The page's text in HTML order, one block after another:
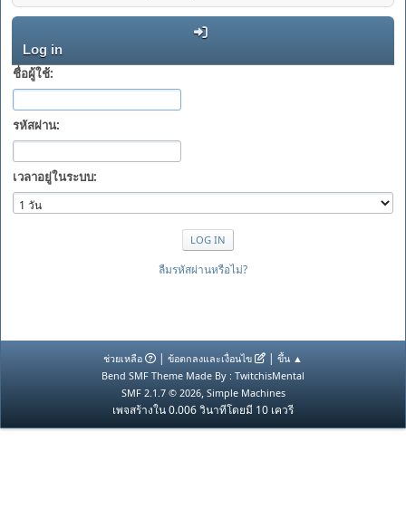
Log in
ชื่อผู้ใช้:
รหัสผ่าน:
เวลาอยู่ในระบบ:
ลืมรหัสผ่านหรือไม่?
ช่วยเหลือ | ข้อตกลงและเงื่อนไข | ขึ้น ▲
Bend SMF Theme Made By : TwitchisMental
SMF 2.1.7 © 2026, Simple Machines
เพจสร้างใน 0.006 วินาทีโดยมี 10 เควรี